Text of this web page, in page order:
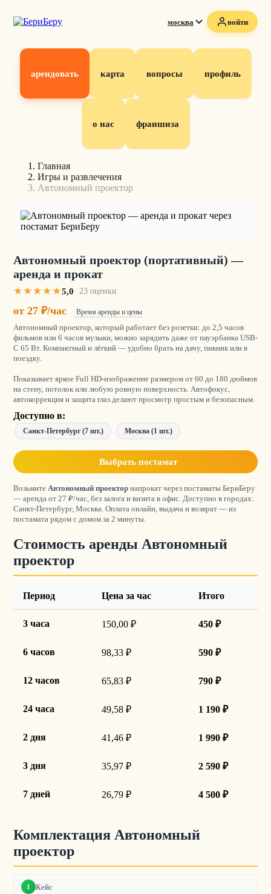
москва войти
арендовать карта вопросы профиль
о нас франшиза
Главная
Игры и развлечения
Автономный проектор
Автономный проектор (портативный) —
аренда и прокат
5,0· 23 оценки
от 27 ₽/час Время аренды и цены
Автономный проектор, который работает без розетки: до 2,5 часов
фильмов или 6 часов музыки, можно зарядить даже от пауэрбанка USB-
C 65 Вт. Компактный и лёгкий — удобно брать на дачу, пикник или в
поездку.
Показывает яркое Full HD-изображение размером от 60 до 180 дюймов
на стену, потолок или любую ровную поверхность. Автофокус,
автокоррекция и защита глаз делают просмотр простым и безопасным.
Доступно в:
Санкт-Петербург (7 шт.) Москва (1 шт.)
Выбрать постамат
Возьмите Автономный проектор напрокат через постаматы БериБеру
— аренда от 27 ₽/час, без залога и визита в офис. Доступно в городах:
Санкт-Петербург, Москва. Оплата онлайн, выдача и возврат — из
постамата рядом с домом за 2 минуты.
Стоимость аренды Автономный
проектор
Период Цена за час Итого
3 часа 150,00 ₽ 450 ₽
6 часов 98,33 ₽ 590 ₽
12 часов 65,83 ₽ 790 ₽
24 часа 49,58 ₽ 1 190 ₽
2 дня 41,46 ₽ 1 990 ₽
3 дня 35,97 ₽ 2 590 ₽
7 дней 26,79 ₽ 4 500 ₽
Комплектация Автономный
проектор
1 Кейс